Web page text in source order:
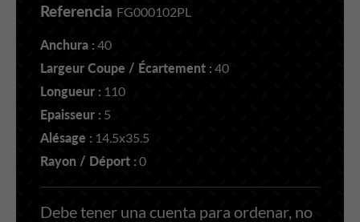
Referencia FG000102PL
Anchura : 40
Largeur Coupe / Écartement : 40
Longueur : 110
Epaisseur : 5
Alésage : 14.5x35.5
Rayon / Déport :0
Debe tener una cuenta para ordenar, no